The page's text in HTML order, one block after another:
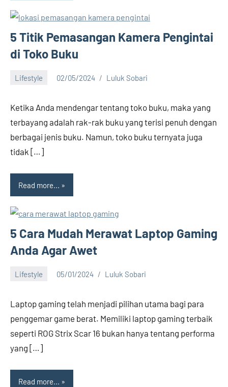
5 Titik Pemasangan Kamera Pengintai
di Toko Buku
Lifestyle 02/05/2024 Luluk Sobari
Ketika Anda mendengar tentang toko buku, maka yang
terbayang adalah rak-rak buku yang terisi penuh dengan
berbagai jenis buku. Namun, toko buku ternyata juga
tidak […]
Read more...
5 Cara Mudah Merawat Laptop Gaming
Anda Agar Awet
Lifestyle 05/01/2024 Luluk Sobari
Laptop gaming telah menjadi pilihan utama bagi para
penggemar game berat. Memiliki laptop gaming terbaik
seperti ROG Strix Scar 16 bukan hanya tentang performa
yang […]
Read more...